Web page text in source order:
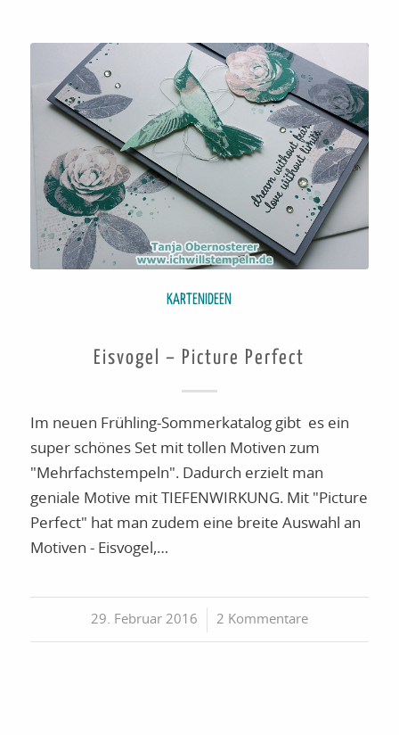
KARTENIDEEN
Eisvogel – Picture Perfect
Im neuen Frühling-Sommerkatalog gibt es ein
super schönes Set mit tollen Motiven zum
"Mehrfachstempeln". Dadurch erzielt man
geniale Motive mit TIEFENWIRKUNG. Mit "Picture
Perfect" hat man zudem eine breite Auswahl an
Motiven - Eisvogel,…
29. Februar 2016
/ 2 Kommentare